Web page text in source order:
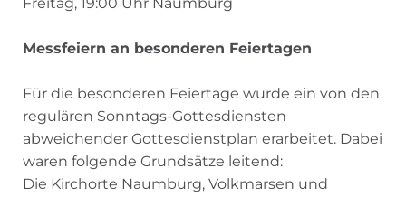
Messfeiern an besonderen Feiertagen
Für die besonderen Feiertage wurde ein von den
regulären Sonntags-Gottesdiensten
abweichender Gottesdienstplan erarbeitet. Dabei
waren folgende Grundsätze leitend:
Die Kirchorte Naumburg, Volkmarsen und